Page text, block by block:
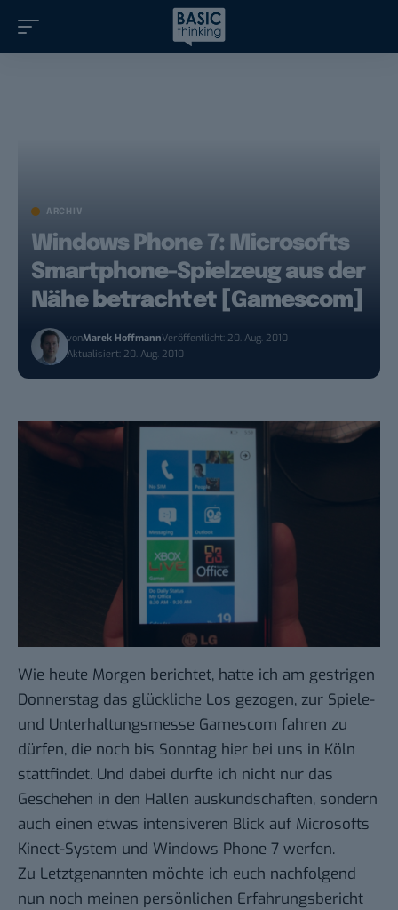
ARCHIV
Windows Phone 7: Microsofts
Smartphone-Spielzeug aus der
Nähe betrachtet [Gamescom]
vonMarek HoffmannVeröffentlicht: 20. Aug. 2010
Aktualisiert: 20. Aug. 2010
Wie heute Morgen berichtet, hatte ich am gestrigen
Donnerstag das glückliche Los gezogen, zur Spiele-
und Unterhaltungsmesse Gamescom fahren zu
dürfen, die noch bis Sonntag hier bei uns in Köln
stattfindet. Und dabei durfte ich nicht nur das
Geschehen in den Hallen auskundschaften, sondern
auch einen etwas intensiveren Blick auf Microsofts
Kinect-System und Windows Phone 7 werfen.
Zu Letztgenannten möchte ich euch nachfolgend
nun noch meinen persönlichen Erfahrungsbericht